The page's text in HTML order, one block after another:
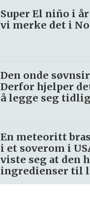
Super El niño i
vi merke det i
Den onde
Derfor hjelper
å legge seg tidlig
En meteoritt
i et soverom i
viste seg at den
ingredienser til